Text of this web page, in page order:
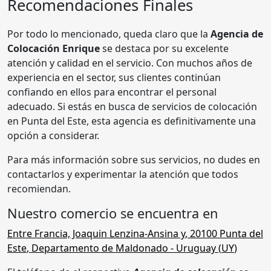
Recomendaciones Finales
Por todo lo mencionado, queda claro que la Agencia de
Colocación Enriquese destaca por su excelente
atención y calidad en el servicio. Con muchos años de
experiencia en el sector, sus clientes continúan
confiando en ellos para encontrar el personal
adecuado. Si estás en busca de servicios de colocación
en Punta del Este, esta agencia es definitivamente una
opción a considerar.
Para más información sobre sus servicios, no dudes en
contactarlos y experimentar la atención que todos
recomiendan.
Nuestro comercio se encuentra en
Entre Francia, Joaquin Lenzina-Ansina y, 20100 Punta del
Este, Departamento de Maldonado - Uruguay (UY)